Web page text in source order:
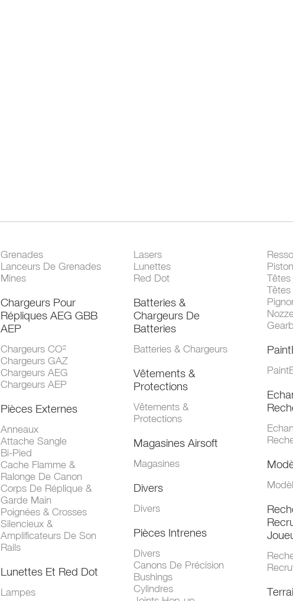
Grenades
Lanceurs De Grenades
Mines
Chargeurs Pour
Répliques AEG GBB
AEP
Chargeurs CO²
Chargeurs GAZ
Chargeurs AEG
Chargeurs AEP
Pièces Externes
Anneaux
Attache Sangle
Bi-Pied
Cache Flamme &
Ralonge De Canon
Corps De Réplique &
Garde Main
Poignées & Crosses
Silencieux &
Amplificateurs De Son
Rails
Lunettes Et Red Dot
Lampes
Lasers
Lunettes
Red Dot
Batteries &
Chargeurs De
Batteries
Batteries & Chargeurs
Vêtements &
Protections
Vêtements &
Protections
Magasines Airsoft
Magasines
Divers
Divers
Pièces Intrenes
Divers
Canons De Précision
Bushings
Cylindres